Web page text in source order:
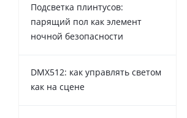
Подсветка плинтусов:
парящий пол как элемент
ночной безопасности
DMX512: как управлять светом
как на сцене